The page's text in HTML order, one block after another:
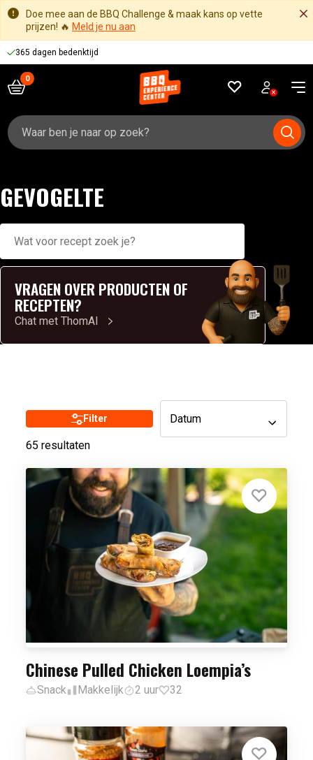
Doe mee aan de BBQ Challenge & maak kans op vette
prijzen! 🔥 Meld je nu aan
365 dagen bedenktijd
Zoeken
naar:
GEVOGELTE
Zoekresultaten
VRAGEN OVER PRODUCTEN OF
RECEPTEN?
Chat met ThomAI
Filter
65 resultaten
Datum
Chinese Pulled Chicken Loempia’s
Snack Makkelijk 2 uur 32